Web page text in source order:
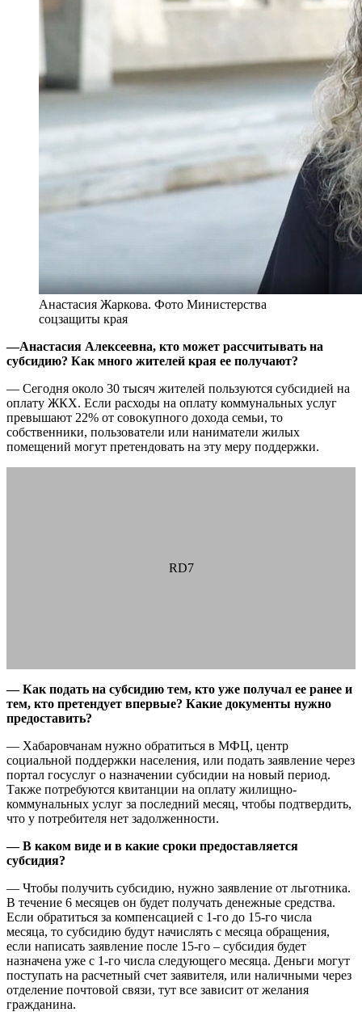
Анастасия Жаркова. Фото Министерства
соцзащиты края
—Анастасия Алексеевна, кто может рассчитывать на
субсидию? Как много жителей края ее получают?
— Сегодня около 30 тысяч жителей пользуются субсидией на
оплату ЖКХ. Если расходы на оплату коммунальных услуг
превышают 22% от совокупного дохода семьи, то
собственники, пользователи или наниматели жилых
помещений могут претендовать на эту меру поддержки.
RD7
— Как подать на субсидию тем, кто уже получал ее ранее и
тем, кто претендует впервые? Какие документы нужно
предоставить?
— Хабаровчанам нужно обратиться в МФЦ, центр
социальной поддержки населения, или подать заявление через
портал госуслуг о назначении субсидии на новый период.
Также потребуются квитанции на оплату жилищно-
коммунальных услуг за последний месяц, чтобы подтвердить,
что у потребителя нет задолженности.
— В каком виде и в какие сроки предоставляется
субсидия?
— Чтобы получить субсидию, нужно заявление от льготника.
В течение 6 месяцев он будет получать денежные средства.
Если обратиться за компенсацией с 1-го до 15-го числа
месяца, то субсидию будут начислять с месяца обращения,
если написать заявление после 15-го – субсидия будет
назначена уже с 1-го числа следующего месяца. Деньги могут
поступать на расчетный счет заявителя, или наличными через
отделение почтовой связи, тут все зависит от желания
гражданина.